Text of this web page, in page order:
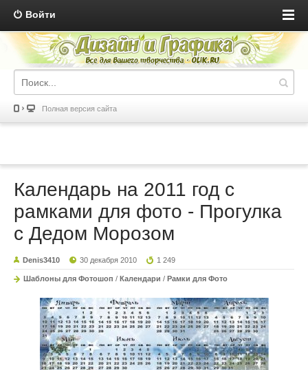
Войти
Полная версия сайта
Календарь на 2011 год с
рамками для фото - Прогулка
с Дедом Морозом
Denis3410 30 декабря 2010 1 249
Шаблоны для Фотошоп / Календари / Рамки для Фото